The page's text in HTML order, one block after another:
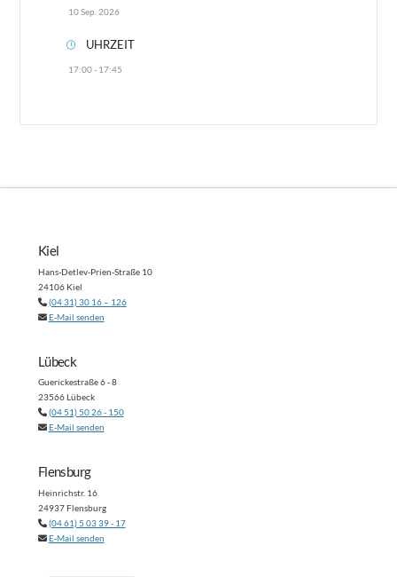
10 Sep. 2026
UHRZEIT
17:00 - 17:45
Kiel
Hans-Detlev-Prien-Straße 10
24106 Kiel
(04 31) 30 16 – 126
E-Mail senden
Lübeck
Guerickestraße 6 - 8
23566 Lübeck
(04 51) 50 26 - 150
E-Mail senden
Flensburg
Heinrichstr. 16
24937 Flensburg
(04 61) 5 03 39 - 17
E-Mail senden